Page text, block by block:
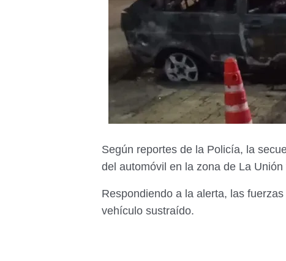
Según reportes de la Policía, la
del automóvil en la zona de La Unión
Respondiendo a la alerta, las
vehículo sustraído.